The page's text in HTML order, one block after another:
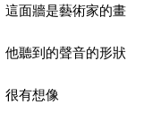
這面牆是藝術家的畫
他聽到的聲音的形狀
很有想像